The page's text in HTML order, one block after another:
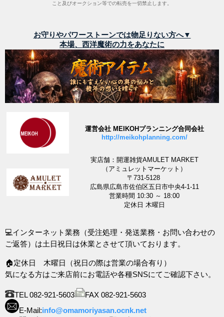
こと及びオークション等での転売を一切禁止します。
お守りやパワーストーンでは物足りない方へ▼
本場、西洋魔術の力をあなたに
運営会社 MEIKOHプランニング合同会社
http://meikohplanning.com/
実店舗：開運雑貨AMULET MARKET
（アミュレットマーケット）
〒731-5128
広島県広島市佐伯区五日市中央4-1-11
営業時間 10:30 ～ 18:00
定休日 木曜日
💻インターネット業務（受注処理・発送業務・お問い合わせの
ご返答）は土日祝日は休業とさせて頂いております。
🏠定休日 木曜日（祝日の際は営業の場合有り）
気になる方はご来店前にお電話や各種SNSにてご確認下さい。
TEL 082-921-5603
FAX 082-921-5603
E-Mail:info@omamoriyasan.ocnk.net